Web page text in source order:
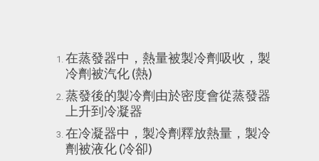
在蒸發器中，熱量被製冷劑吸收，製
冷劑被汽化 (熱)
蒸發後的製冷劑由於密度會從蒸發器
上升到冷凝器
在冷凝器中，製冷劑釋放熱量，製冷
劑被液化 (冷卻)